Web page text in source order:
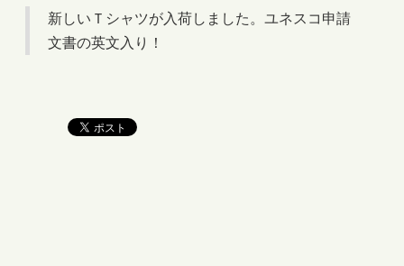
新しいＴシャツが入荷しました。ユネスコ申請
文書の英文入り！